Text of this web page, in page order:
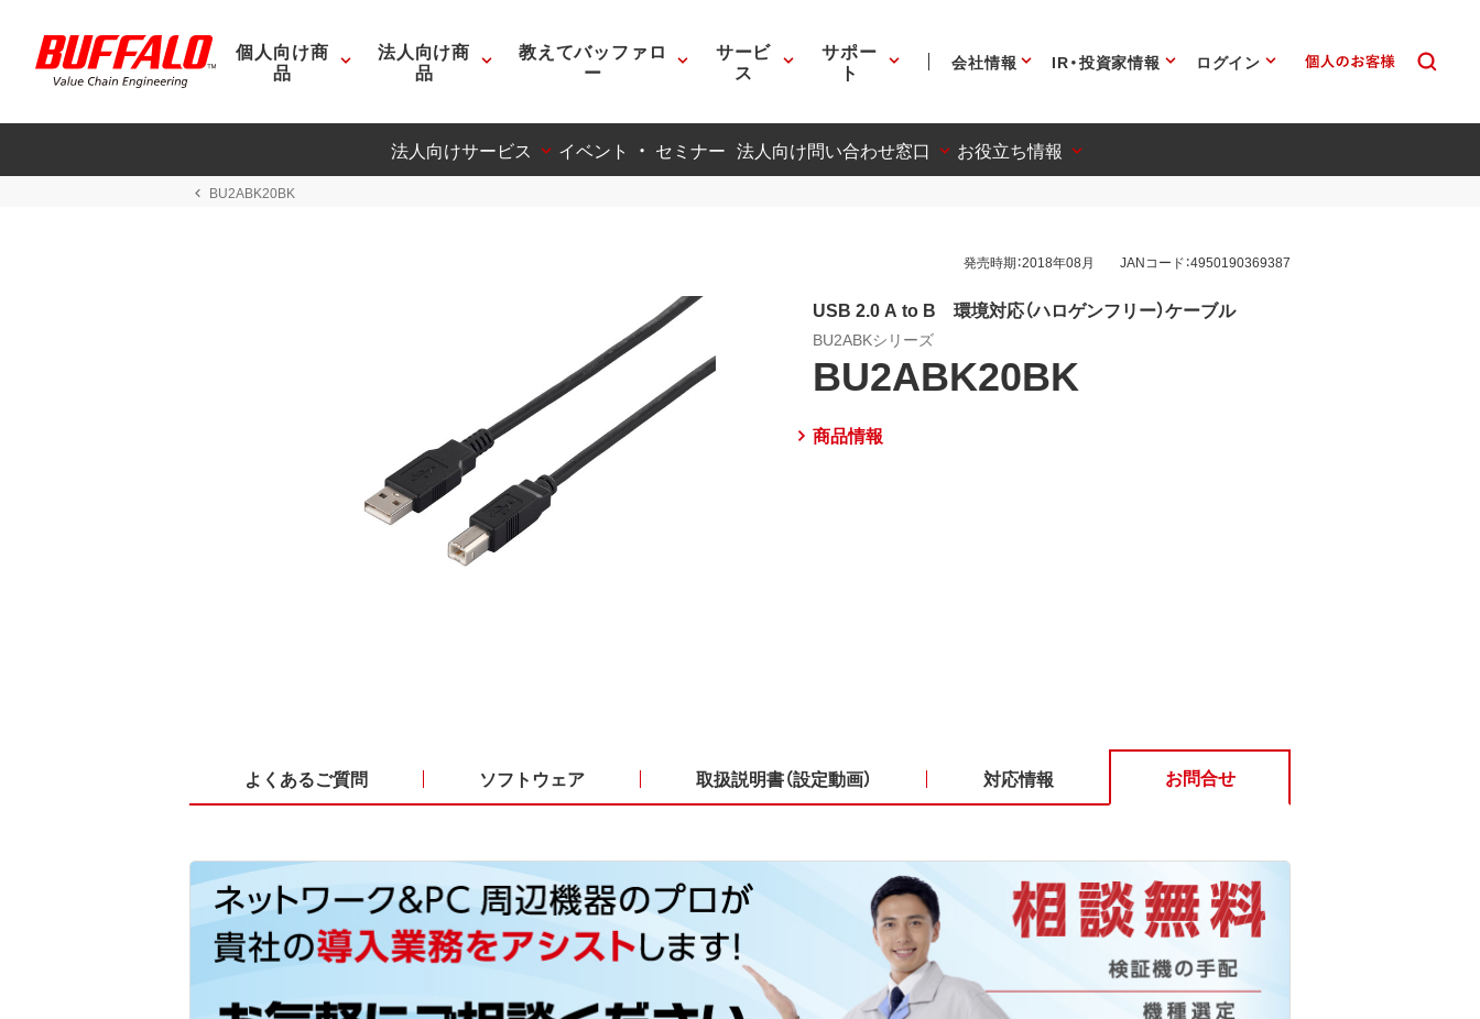
個人向け商
品
法人向け商
品
教えてバッファロ
ー
サービ
ス
サポー
ト 会社情報 IR・投資家情報 ログイン
法人向けサービス イベント ・ セミナー 法人向け問い合わせ窓口 お役立ち情報
BU2ABK20BK
発売時期：2018年08月 JANコード：4950190369387
USB 2.0 A to B 環境対応（ハロゲンフリー）ケーブル
BU2ABKシリーズ
BU2ABK20BK
商品情報
よくあるご質問 ソフトウェア 取扱説明書（設定動画） 対応情報 お問合せ